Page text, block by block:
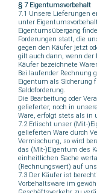
§ 7 Eigentumsvorbehalt
7.1 Unsere Lieferungen
unter
Eigentumsübergang
Forderungen statt, die
gegen den Käufer jetzt
gilt auch dann, wenn
Käufer bezeichnete
Bei laufender Rechnung
Eigentum als Sicherung
Saldoforderung.
Die Bearbeitung oder
gelieferter, noch in
Ware, erfolgt stets als in
7.2 Erlischt unser (Mit-
gelieferten Ware durch
Vermischung, so wird
das (Mit-)Eigentum des
einheitlichen Sache
(Rechnungswert) auf
7.3 Der Käufer ist
Vorbehaltsware im